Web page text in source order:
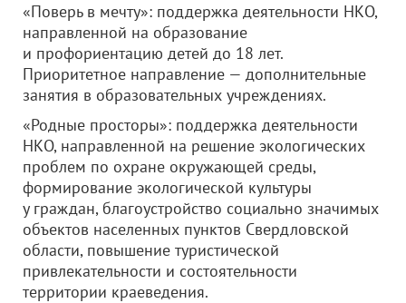
«Поверь в мечту»: поддержка деятельности НКО,
направленной на образование
и профориентацию детей до 18 лет.
Приоритетное направление — дополнительные
занятия в образовательных учреждениях.
«Родные просторы»: поддержка деятельности
НКО, направленной на решение экологических
проблем по охране окружающей среды,
формирование экологической культуры
у граждан, благоустройство социально значимых
объектов населенных пунктов Свердловской
области, повышение туристической
привлекательности и состоятельности
территории краеведения.